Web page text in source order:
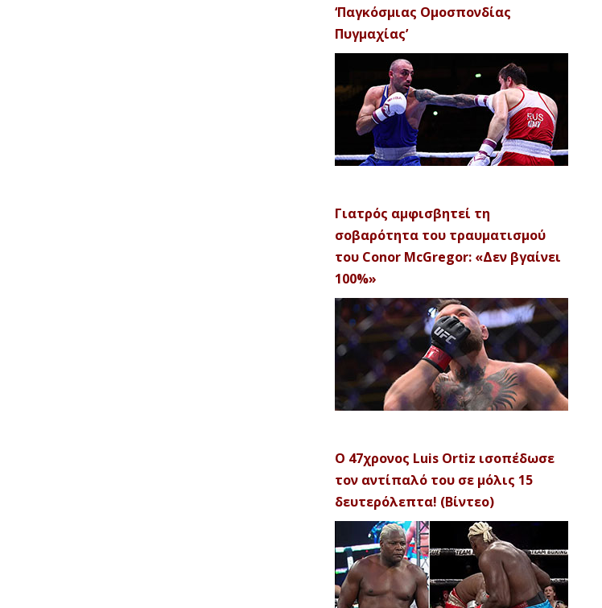
‘Παγκόσμιας Ομοσπονδίας
Πυγμαχίας’
Γιατρός αμφισβητεί τη
σοβαρότητα του τραυματισμού
του Conor McGregor: «Δεν βγαίνει
100%»
Ο 47χρονος Luis Ortiz ισοπέδωσε
τον αντίπαλό του σε μόλις 15
δευτερόλεπτα! (Βίντεο)